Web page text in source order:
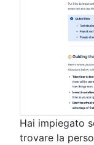
Hai impiegato
trovare la